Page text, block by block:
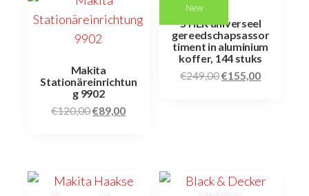
Makita
Stationäreinrichtun
g 9902
€120,00€89,00
New
STIER universeel
gereedschapsassor
timent in aluminium
koffer, 144 stuks
€249,00€155,00